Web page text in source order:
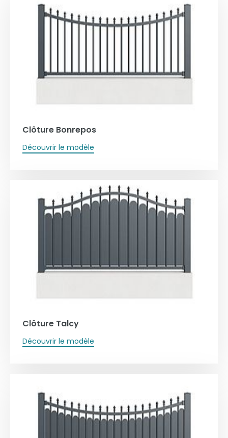
Clôture Bonrepos
Découvrir le modèle
Clôture Talcy
Découvrir le modèle